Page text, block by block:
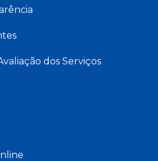
dos Serviços